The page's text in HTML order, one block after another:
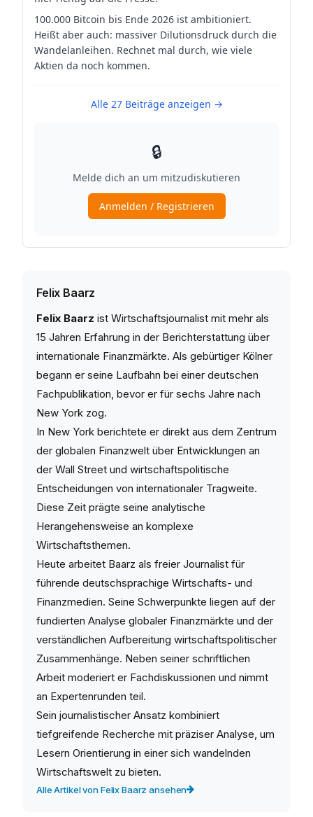
Felix Baarz
Felix Baarz ist Wirtschaftsjournalist mit mehr als
15 Jahren Erfahrung in der Berichterstattung über
internationale Finanzmärkte. Als gebürtiger Kölner
begann er seine Laufbahn bei einer deutschen
Fachpublikation, bevor er für sechs Jahre nach
New York zog.
In New York berichtete er direkt aus dem Zentrum
der globalen Finanzwelt über Entwicklungen an
der Wall Street und wirtschaftspolitische
Entscheidungen von internationaler Tragweite.
Diese Zeit prägte seine analytische
Herangehensweise an komplexe
Wirtschaftsthemen.
Heute arbeitet Baarz als freier Journalist für
führende deutschsprachige Wirtschafts- und
Finanzmedien. Seine Schwerpunkte liegen auf der
fundierten Analyse globaler Finanzmärkte und der
verständlichen Aufbereitung wirtschaftspolitischer
Zusammenhänge. Neben seiner schriftlichen
Arbeit moderiert er Fachdiskussionen und nimmt
an Expertenrunden teil.
Sein journalistischer Ansatz kombiniert
tiefgreifende Recherche mit präziser Analyse, um
Lesern Orientierung in einer sich wandelnden
Wirtschaftswelt zu bieten.
Alle Artikel von Felix Baarz ansehen